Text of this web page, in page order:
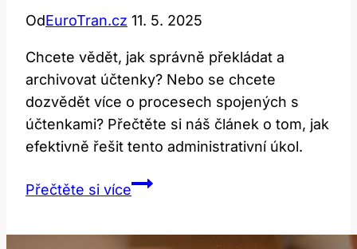
OdEuroTran.cz 11. 5. 2025
Chcete vědět, jak správně překládat a
archivovat účtenky? Nebo se chcete
dozvědět více o procesech spojených s
účtenkami? Přečtěte si náš článek o tom, jak
efektivně řešit tento administrativní úkol.
Přečtěte si víceReceipt: